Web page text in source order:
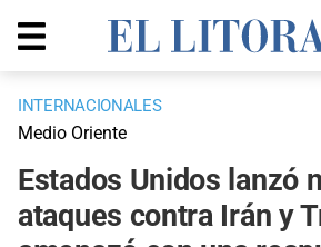
INTERNACIONALES
Medio Oriente
Estados Unidos lanzó
ataques contra Irán y